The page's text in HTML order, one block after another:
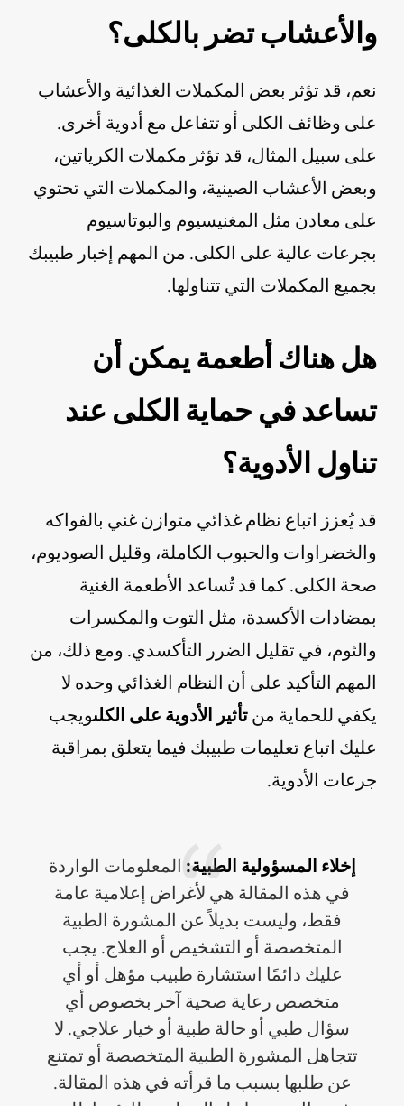
والأعشاب تضر بالكلى؟
نعم، قد تؤثر بعض المكملات الغذائية والأعشاب
على وظائف الكلى أو تتفاعل مع أدوية أخرى.
على سبيل المثال، قد تؤثر مكملات الكرياتين،
وبعض الأعشاب الصينية، والمكملات التي تحتوي
على معادن مثل المغنيسيوم والبوتاسيوم
بجرعات عالية على الكلى. من المهم إخبار طبيبك
بجميع المكملات التي تتناولها.
هل هناك أطعمة يمكن أن
تساعد في حماية الكلى عند
تناول الأدوية؟
قد يُعزز اتباع نظام غذائي متوازن غني بالفواكه
والخضراوات والحبوب الكاملة، وقليل الصوديوم،
صحة الكلى. كما قد تُساعد الأطعمة الغنية
بمضادات الأكسدة، مثل التوت والمكسرات
والثوم، في تقليل الضرر التأكسدي. ومع ذلك، من
المهم التأكيد على أن النظام الغذائي وحده لا
يكفي للحماية منتأثير الأدوية على الكلىويجب
عليك اتباع تعليمات طبيبك فيما يتعلق بمراقبة
جرعات الأدوية.
إخلاء المسؤولية الطبية: المعلومات الواردة
في هذه المقالة هي لأغراض إعلامية عامة
فقط، وليست بديلاً عن المشورة الطبية
المتخصصة أو التشخيص أو العلاج. يجب
عليك دائمًا استشارة طبيب مؤهل أو أي
متخصص رعاية صحية آخر بخصوص أي
سؤال طبي أو حالة طبية أو خيار علاجي. لا
تتجاهل المشورة الطبية المتخصصة أو تمتنع
عن طلبها بسبب ما قرأته في هذه المقالة.